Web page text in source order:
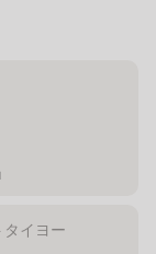
タイヨー